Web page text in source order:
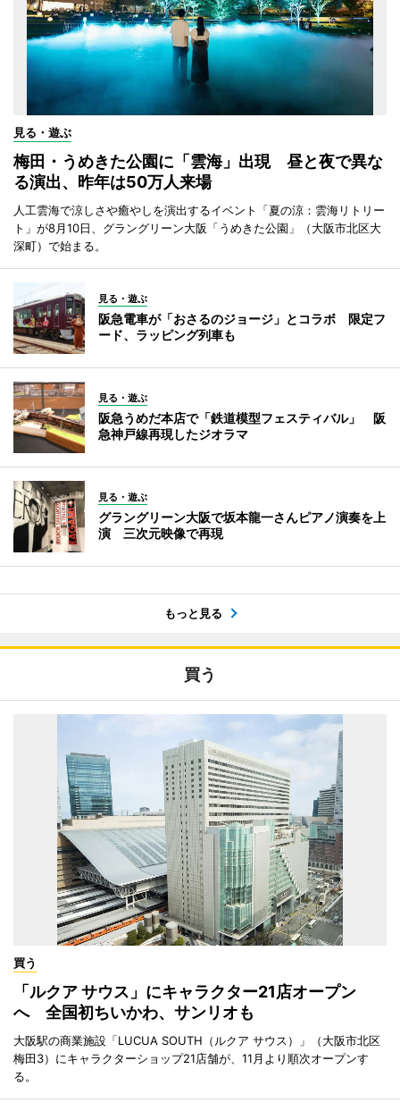
見る・遊ぶ
梅田・うめきた公園に「雲海」出現 昼と夜で異な
る演出、昨年は50万人来場
人工雲海で涼しさや癒やしを演出するイベント「夏の涼：雲海リトリー
ト」が8月10日、グラングリーン大阪「うめきた公園」（大阪市北区大
深町）で始まる。
見る・遊ぶ
阪急電車が「おさるのジョージ」とコラボ 限定フ
ード、ラッピング列車も
見る・遊ぶ
阪急うめだ本店で「鉄道模型フェスティバル」 阪
急神戸線再現したジオラマ
見る・遊ぶ
グラングリーン大阪で坂本龍一さんピアノ演奏を上
演 三次元映像で再現
もっと見る
買う
買う
「ルクア サウス」にキャラクター21店オープン
へ 全国初ちいかわ、サンリオも
大阪駅の商業施設「LUCUA SOUTH（ルクア サウス）」（大阪市北区
梅田3）にキャラクターショップ21店舗が、11月より順次オープンす
る。